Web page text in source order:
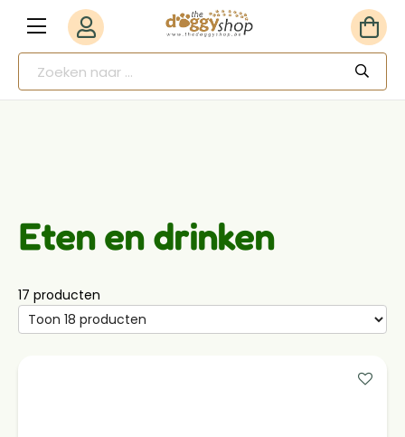
Eten en drinken
17 producten